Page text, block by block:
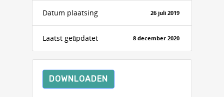
Datum plaatsing 26 juli 2019
Laatst geüpdatet 8 december 2020
DOWNLOADEN